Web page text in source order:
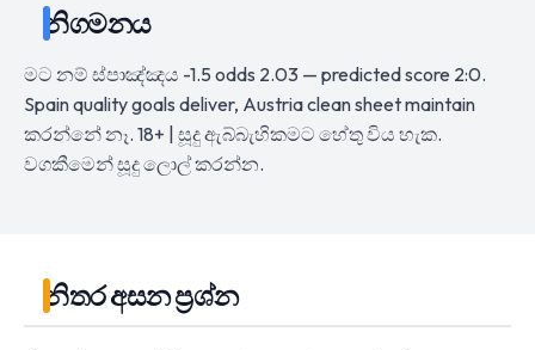
නිගමනය
මට නම් ස්පාඤ්ඤය -1.5 odds 2.03 — predicted score 2:0.
Spain quality goals deliver, Austria clean sheet maintain
කරන්නේ නෑ. 18+ | සූදු ඇබ්බැහිකමට හේතු විය හැක.
වගකීමෙන් සූදු ලොල් කරන්න.
නිතර අසන ප්‍රශ්න